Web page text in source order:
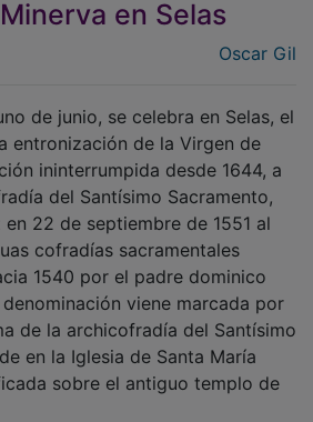
entronización de la Virgen de
ininterrumpida desde 1644, a
del Santísimo Sacramento,
22 de septiembre de 1551 al
cofradías sacramentales
1540 por el padre dominico
viene marcada por
de la archicofradía del Santísimo
en la Iglesia de Santa María
sobre el antiguo templo de